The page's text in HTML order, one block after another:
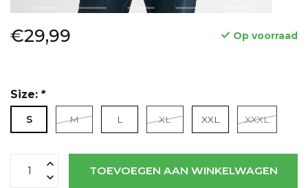
€29,99 Op voorraad
Size: *
S M L XL XXL XXXL
TOEVOEGEN AAN WINKELWAGEN